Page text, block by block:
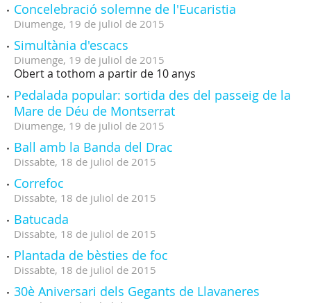
Concelebració solemne de l'Eucaristia
Diumenge, 19 de juliol de 2015
Simultània d'escacs
Diumenge, 19 de juliol de 2015
Obert a tothom a partir de 10 anys
Pedalada popular: sortida des del passeig de la
Mare de Déu de Montserrat
Diumenge, 19 de juliol de 2015
Ball amb la Banda del Drac
Dissabte, 18 de juliol de 2015
Correfoc
Dissabte, 18 de juliol de 2015
Batucada
Dissabte, 18 de juliol de 2015
Plantada de bèsties de foc
Dissabte, 18 de juliol de 2015
30è Aniversari dels Gegants de Llavaneres